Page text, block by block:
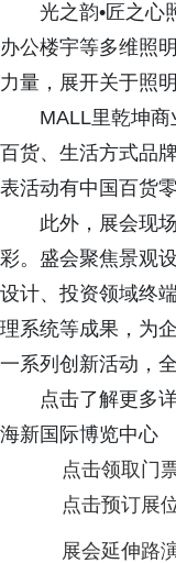
光之韵•匠之心
办公楼宇等多维照
力量，展开关于照
MALL里乾坤
百货、生活方式品
表活动有中国百货
此外，展会现
彩。盛会聚焦景观
设计、投资领域终
理系统等成果，为
一系列创新活动，
点击了解更多
海新国际博览中心
点击领取门
点击预订展
展会延伸路